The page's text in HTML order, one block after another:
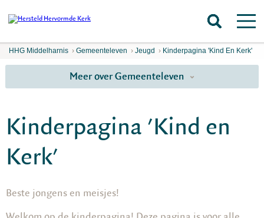
HHG Middelharnis › Gemeenteleven › Jeugd › Kinderpagina 'Kind En Kerk'
Meer over Gemeenteleven
Kinderpagina 'Kind en
Kerk'
Beste jongens en meisjes!